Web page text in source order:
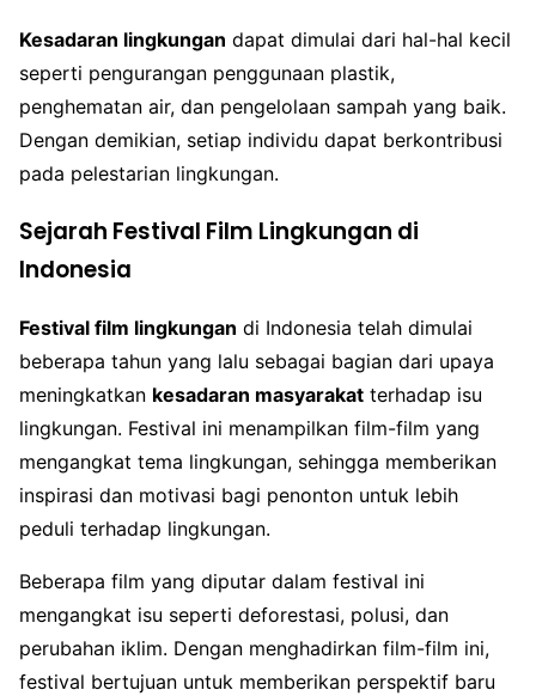
Kesadaran lingkungan dapat dimulai dari hal-hal kecil
seperti pengurangan penggunaan plastik,
penghematan air, dan pengelolaan sampah yang baik.
Dengan demikian, setiap individu dapat berkontribusi
pada pelestarian lingkungan.
Sejarah Festival Film Lingkungan di
Indonesia
Festival film lingkungan di Indonesia telah dimulai
beberapa tahun yang lalu sebagai bagian dari upaya
meningkatkan kesadaran masyarakat terhadap isu
lingkungan. Festival ini menampilkan film-film yang
mengangkat tema lingkungan, sehingga memberikan
inspirasi dan motivasi bagi penonton untuk lebih
peduli terhadap lingkungan.
Beberapa film yang diputar dalam festival ini
mengangkat isu seperti deforestasi, polusi, dan
perubahan iklim. Dengan menghadirkan film-film ini,
festival bertujuan untuk memberikan perspektif baru